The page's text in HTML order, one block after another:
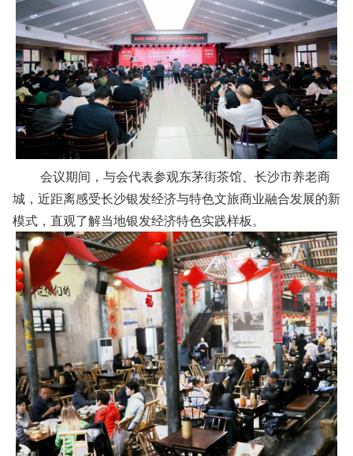
会议期间，与会代表参观东茅街茶馆、长沙市养老商
城，近距离感受长沙银发经济与特色文旅商业融合发展的新
模式，直观了解当地银发经济特色实践样板。